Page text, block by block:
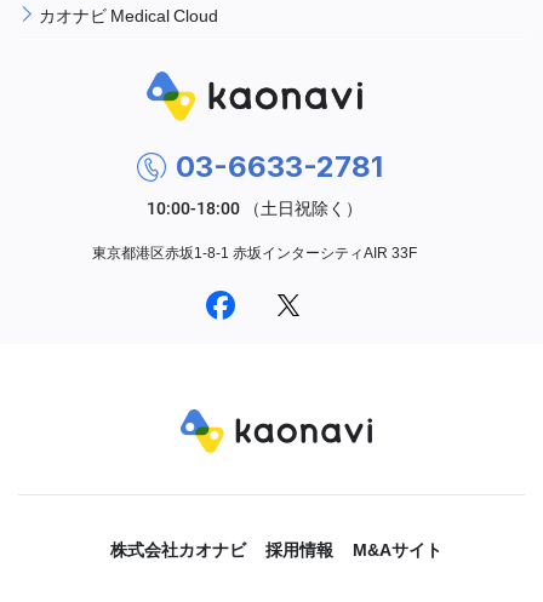
カオナビ Medical Cloud
03-6633-2781
東京都港区赤坂1-8-1 赤坂インターシティAIR 33F
株式会社カオナビ 採用情報 M&Aサイト